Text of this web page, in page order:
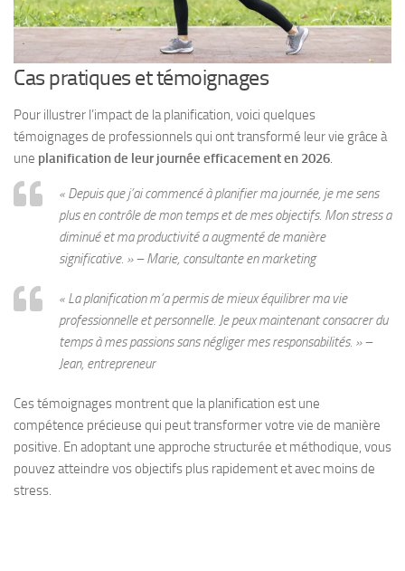
Cas pratiques et témoignages
Pour illustrer l’impact de la planification, voici quelques
témoignages de professionnels qui ont transformé leur vie grâce à
une planification de leur journée efficacement en 2026
« Depuis que j’ai commencé à planifier ma journée, je me sens
plus en contrôle de mon temps et de mes objectifs. Mon stress a
diminué et ma productivité a augmenté de manière
significative. » – Marie, consultante en marketing
« La planification m’a permis de mieux équilibrer ma vie
professionnelle et personnelle. Je peux maintenant consacrer du
temps à mes passions sans négliger mes responsabilités. » –
Jean, entrepreneur
Ces témoignages montrent que la planification est une
compétence précieuse qui peut transformer votre vie de manière
positive. En adoptant une approche structurée et méthodique, vous
pouvez atteindre vos objectifs plus rapidement et avec moins de
stress.